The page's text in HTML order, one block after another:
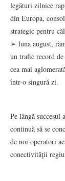
legături zilnice
din Europa,
strategic pentru
➢ luna august,
un trafic record
cea mai
într-o singură zi.
Pe lângă
continuă să se
de noi operatori
conectivităţii